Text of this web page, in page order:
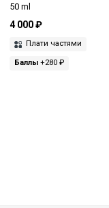
50 ml
4 000 ₽
Плати частями
Баллы +280 ₽